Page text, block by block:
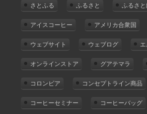
さとふる ふるさと ふるさ
アイスコーヒー アメリカ合衆国
ウェブサイト ウェブログ
オンラインストア グアテマラ
コロンビア コンセプトライン商品
コーヒーセミナー コーヒーバッグ